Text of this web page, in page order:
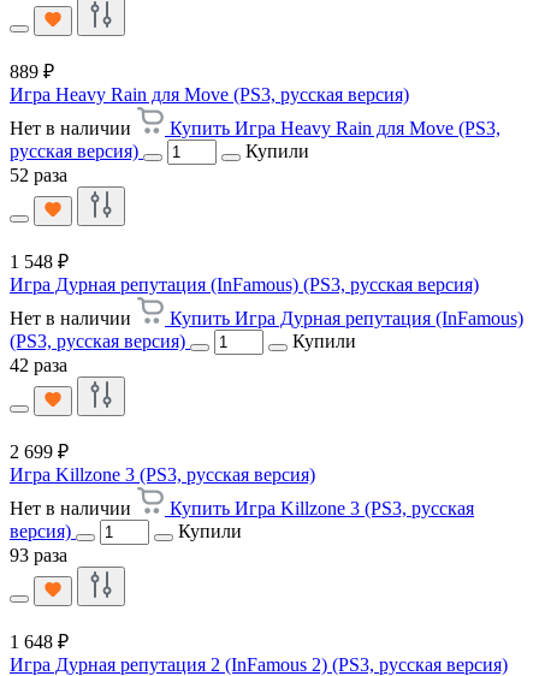
889 ₽
Игра Heavy Rain для Move (PS3, русская версия)
Нет в наличии
Купить Игра Heavy Rain для Move (PS3,
русская версия)
Купили
52 раза
1 548 ₽
Игра Дурная репутация (InFamous) (PS3, русская версия)
Нет в наличии
Купить Игра Дурная репутация (InFamous)
(PS3, русская версия)
Купили
42 раза
2 699 ₽
Игра Killzone 3 (PS3, русская версия)
Нет в наличии
Купить Игра Killzone 3 (PS3, русская
версия)
Купили
93 раза
1 648 ₽
Игра Дурная репутация 2 (InFamous 2) (PS3, русская версия)